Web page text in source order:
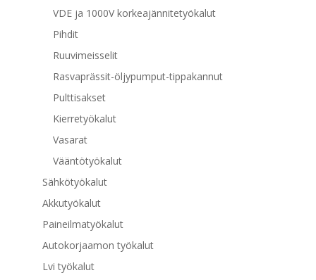
VDE ja 1000V korkeajännitetyökalut
Pihdit
Ruuvimeisselit
Rasvaprässit-öljypumput-tippakannut
Pulttisakset
Kierretyökalut
Vasarat
Vääntötyökalut
Sähkötyökalut
Akkutyökalut
Paineilmatyökalut
Autokorjaamon työkalut
Lvi työkalut